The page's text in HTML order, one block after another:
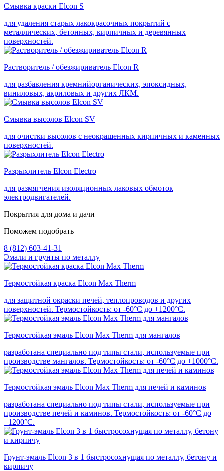
Смывка краски Elcon S
для удаления старых лакокрасочных покрытий с
металлических, бетонных, кирпичных и деревянных
поверхностей.
Растворитель / обезжириватель Elcon R
для разбавления кремнийорганических, эпоксидных,
виниловых, акриловых и других ЛКМ.
Смывка высолов Elcon SV
для очистки высолов с неокрашенных кирпичных и каменных
поверхностей.
Разрыхлитель Elcon Electro
для размягчения изоляционных лаковых обмоток
электродвигателей.
Покрытия для дома и дачи
Поможем подобрать
8 (812) 603-41-31
Эмали и грунты по металлу
Термостойкая краска Elcon Max Therm
для защитной окраски печей, теплопроводов и других
поверхностей. Термостойкость: от -60°С до +1200°С.
Термостойкая эмаль Elcon Max Therm для мангалов
разработана специально под типы стали, используемые при
производстве мангалов. Термостойкость: от -60°С до +1000°С.
Термостойкая эмаль Elcon Max Therm для печей и каминов
разработана специально под типы стали, используемые при
производстве печей и каминов. Термостойкость: от -60°С до
+1200°С.
Грунт-эмаль Elcon 3 в 1 быстросохнущая по металлу, бетону и
кирпичу